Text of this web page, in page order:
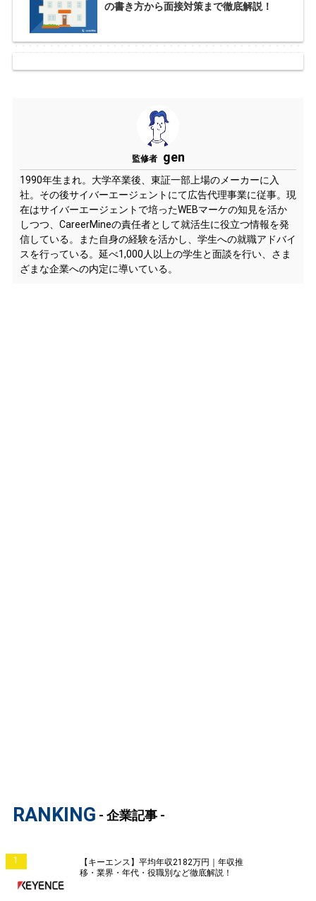
の書き方から面接対策まで徹底解説！
監修者 gen
1990年生まれ。大学卒業後、東証一部上場のメーカーに入
社。その後サイバーエージェントにて広告代理事業に従事。現
在はサイバーエージェントで培ったWEBマーケの知見を活か
しつつ、CareerMineの責任者として就活生に役立つ情報を発
信している。また自身の経験を活かし、学生への就職アドバイ
スを行っている。延べ1,000人以上の学生と面談を行い、さま
ざまな企業への内定に導いている。
RANKING - 企業記事 -
1
【キーエンス】平均年収2182万円｜年収推
移・業界・年代・役職別など徹底解説！